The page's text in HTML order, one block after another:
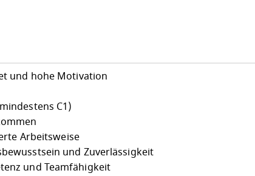
und hohe Motivation
C1)
Arbeitsweise
und Zuverlässigkeit
und Teamfähigkeit